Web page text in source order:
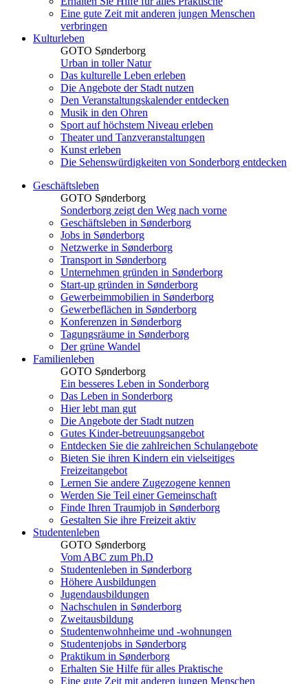
Eine gute Zeit mit anderen jungen Menschen
verbringen
Kulturleben
GOTO Sønderborg
Urban in toller Natur
Das kulturelle Leben erleben
Die Angebote der Stadt nutzen
Den Veranstaltungskalender entdecken
Musik in den Ohren
Sport auf höchstem Niveau erleben
Theater und Tanzveranstaltungen
Kunst erleben
Die Sehenswürdigkeiten von Sonderborg entdecken
Geschäftsleben
GOTO Sønderborg
Sonderborg zeigt den Weg nach vorne
Geschäftsleben in Sønderborg
Jobs in Sønderborg
Netzwerke in Sønderborg
Transport in Sønderborg
Unternehmen gründen in Sønderborg
Start-up gründen in Sønderborg
Gewerbeimmobilien in Sønderborg
Gewerbeflächen in Sønderborg
Konferenzen in Sønderborg
Tagungsräume in Sønderborg
Der grüne Wandel
Familienleben
GOTO Sønderborg
Ein besseres Leben in Sonderborg
Das Leben in Sonderborg
Hier lebt man gut
Die Angebote der Stadt nutzen
Gutes Kinder-betreuungsangebot
Entdecken Sie die zahlreichen Schulangebote
Bieten Sie ihren Kindern ein vielseitiges
Freizeitangebot
Lernen Sie andere Zugezogene kennen
Werden Sie Teil einer Gemeinschaft
Finde Ihren Traumjob in Sønderborg
Gestalten Sie ihre Freizeit aktiv
Studentenleben
GOTO Sønderborg
Vom ABC zum Ph.D
Studentenleben in Sønderborg
Höhere Ausbildungen
Jugendausbildungen
Nachschulen in Sønderborg
Zweitausbildung
Studentenwohnheime und -wohnungen
Studentenjobs in Sønderborg
Praktikum in Sønderborg
Erhalten Sie Hilfe für alles Praktische
Eine gute Zeit mit anderen jungen Menschen